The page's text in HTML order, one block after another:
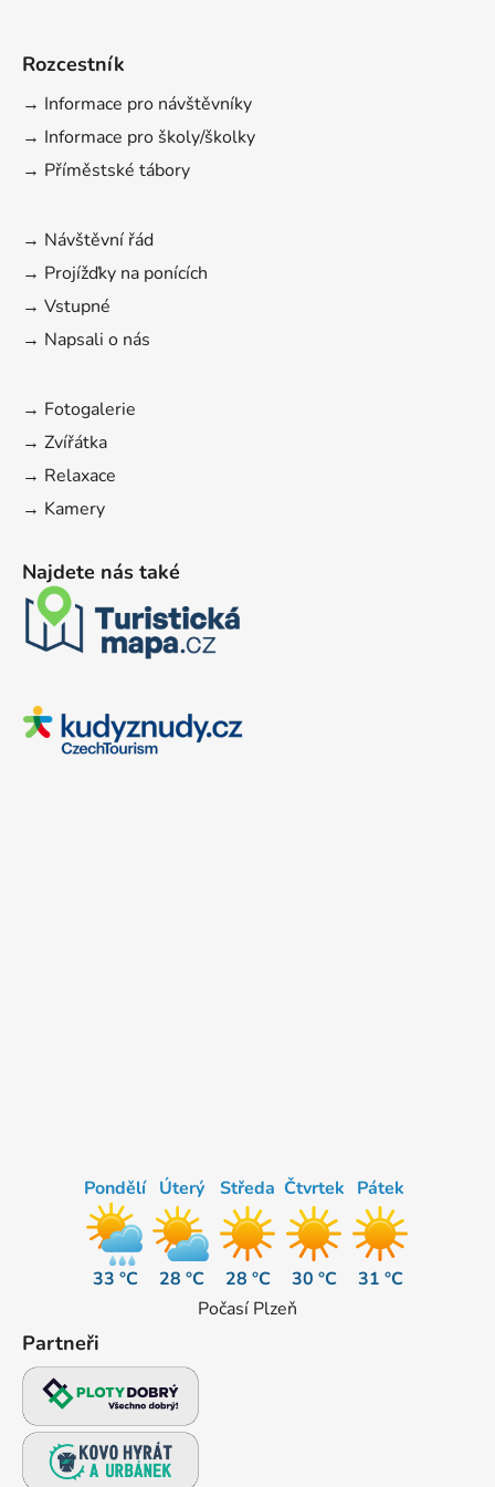
Rozcestník
→ Informace pro návštěvníky
→ Informace pro školy/školky
→ Příměstské tábory
→ Návštěvní řád
→ Projížďky na ponících
→ Vstupné
→ Napsali o nás
→ Fotogalerie
→ Zvířátka
→ Relaxace
→ Kamery
Najdete nás také
Pondělí
33 °C
Úterý
28 °C
Středa
28 °C
Čtvrtek
30 °C
Pátek
31 °C
Počasí Plzeň
Partneři